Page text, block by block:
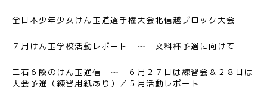
全日本少年少女けん玉道選手権大会北信越ブロック大会
７月けん玉学校活動レポート ～ 文科杯予選に向けて
三石６段のけん玉通信 ～ ６月２７日は練習会＆２８日は
大会予選（練習用紙あり）／５月活動レポート